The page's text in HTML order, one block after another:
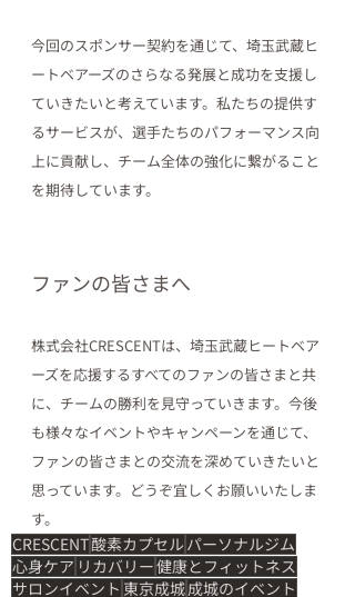
今回のスポンサー契約を通じて、埼玉武蔵ヒ
ートベアーズのさらなる発展と成功を支援し
ていきたいと考えています。私たちの提供す
るサービスが、選手たちのパフォーマンス向
上に貢献し、チーム全体の強化に繋がること
を期待しています。
ファンの皆さまへ
株式会社CRESCENTは、埼玉武蔵ヒートベア
ーズを応援するすべてのファンの皆さまと共
に、チームの勝利を見守っていきます。今後
も様々なイベントやキャンペーンを通じて、
ファンの皆さまとの交流を深めていきたいと
思っています。 どうぞ宜しくお願いいたしま
す。
CRESCENT酸素カプセル パーソナルジム
心身ケア リカバリー健康とフィットネス
サロンイベント 東京成城成城のイベント